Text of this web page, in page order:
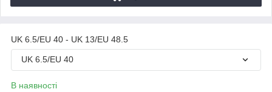
UK 6.5/EU 40 - UK 13/EU 48.5
UK 6.5/EU 40
В наявності